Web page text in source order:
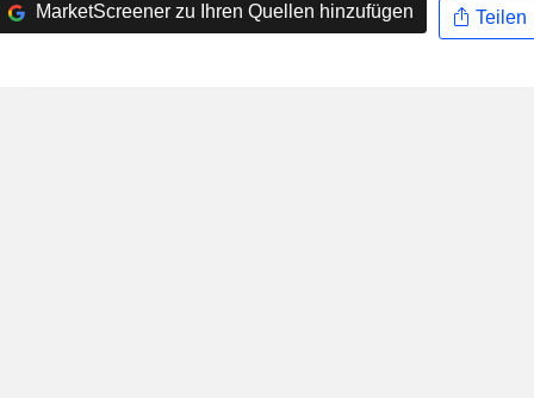
MarketScreener zu Ihren Quellen hinzufügen Teilen